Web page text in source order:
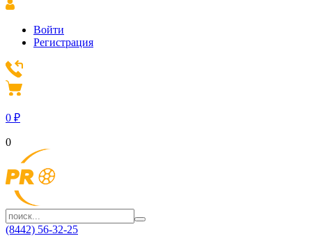
Войти
Регистрация
0 ₽
0
(8442) 56-32-25